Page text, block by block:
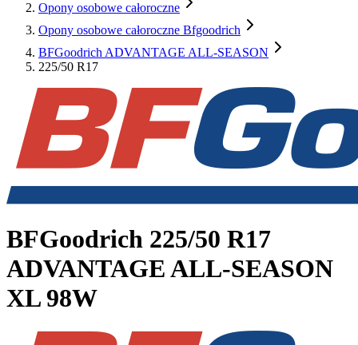
Opony osobowe całoroczne
Opony osobowe całoroczne Bfgoodrich
BFGoodrich ADVANTAGE ALL-SEASON
225/50 R17
BFGoodrich 225/50 R17
ADVANTAGE ALL-SEASON
XL 98W